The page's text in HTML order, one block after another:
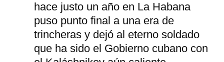
hace justo un año en La Habana
puso punto final a una era de
trincheras y dejó al eterno soldado
que ha sido el Gobierno cubano con